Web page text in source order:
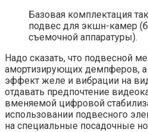
Базовая комплектация
подвес для экшн-камер
съемочной аппаратуры).
Надо сказать, что подвесной
амортизирующих демпферов,
эффект желе и вибрации на
отдавать предпочтение
вменяемой цифровой
использовании подвесного
на специальные посадочные